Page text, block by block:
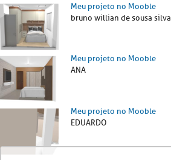
Meu projeto no Mooble
bruno willian de sousa silva
Meu projeto no Mooble
ANA
Meu projeto no Mooble
EDUARDO